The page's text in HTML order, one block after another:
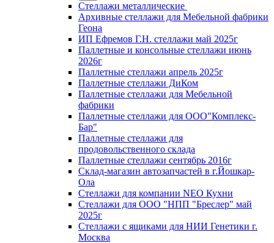
Стеллажи металлические
Архивные стеллажи для Мебельной фабрики
Геона
ИП Ефремов Г.Н. стеллажи май 2025г
Паллетные и консольные стеллажи июнь
2026г
Паллетные стеллажи апрель 2025г
Паллетные стеллажи ДиКом
Паллетные стеллажи для Мебельной
фабрики
Паллетные стеллажи для ООО"Комплекс-
Бар"
Паллетные стеллажи для
продовольственного склада
Паллетные стеллажи сентябрь 2016г
Склад-магазин автозапчастей в г.Йошкар-
Ола
Стеллажи для компании NEO Кухни
Стеллажи для ООО "НПП "Бреслер" май
2025г
Стеллажи с ящиками для НИИ Генетики г.
Москва